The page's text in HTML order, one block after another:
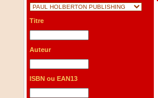
Titre
Auteur
ISBN ou EAN13